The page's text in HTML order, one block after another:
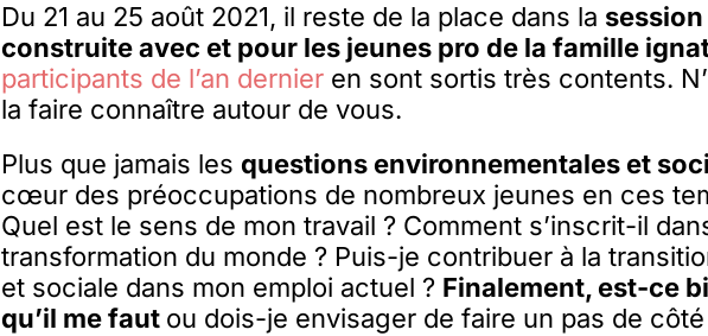
Du 21 au 25 août 2021, il reste de la place dans la session
construite avec et pour les jeunes pro de la famille
participants de l’an dernier en sont sortis très contents.
la faire connaître autour de vous.
Plus que jamais les questions environnementales et
cœur des préoccupations de nombreux jeunes en ces
Quel est le sens de mon travail ? Comment s’inscrit-il
transformation du monde ? Puis-je contribuer à la
et sociale dans mon emploi actuel ? Finalement, est-ce
qu’il me faut ou dois-je envisager de faire un pas de côté